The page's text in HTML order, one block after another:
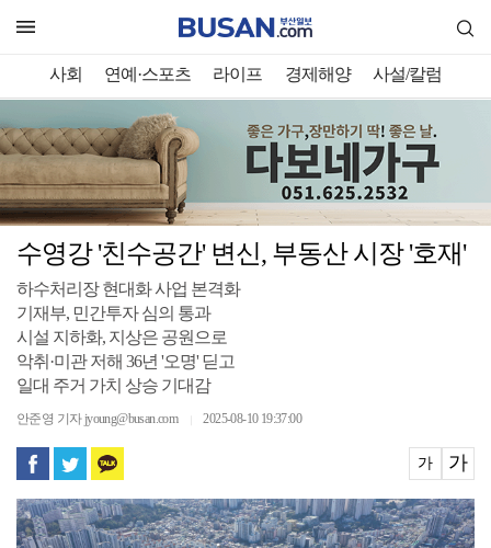
사회 연예·스포츠 라이프 경제해양 사설/칼럼
수영강 '친수공간' 변신, 부동산 시장 '호재'
하수처리장 현대화 사업 본격화
기재부, 민간투자 심의 통과
시설 지하화, 지상은 공원으로
악취·미관 저해 36년 '오명' 딛고
일대 주거 가치 상승 기대감
안준영 기자 jyoung@busan.com 2025-08-10 19:37:00
가 가